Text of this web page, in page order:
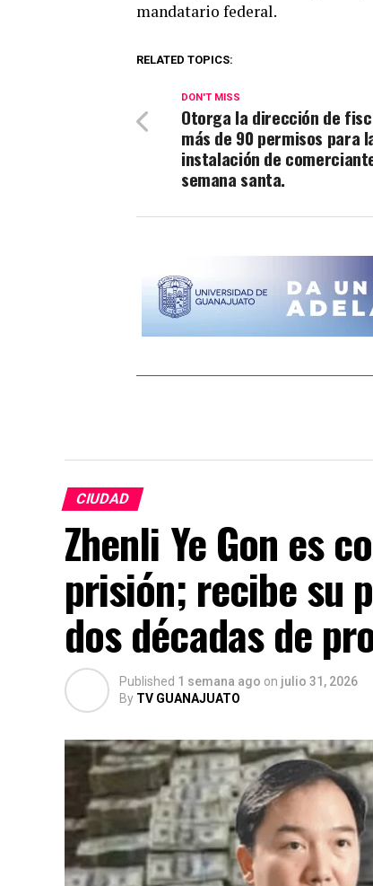
mandatario federal.
RELATED TOPICS:
DON'T MISS
Otorga la dirección de
más de 90 permisos para
instalación de
semana santa.
CIUDAD
Zhenli Ye Gon es
prisión; recibe su
dos décadas de
Published 1 semana ago on julio 31, 2026
By TV GUANAJUATO